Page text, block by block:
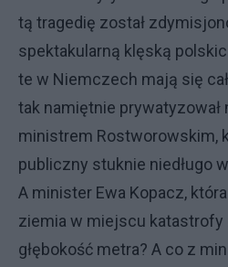
tą tragedię został
spektakularną klęską
te w Niemczech mają się
tak namiętnie prywatyzował
ministrem Rostworowskim,
publiczny stuknie niedługo
A minister Ewa Kopacz,
ziemia w miejscu katastrofy
głębokość metra? A co z